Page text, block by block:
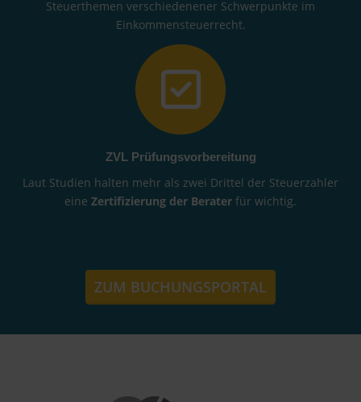
Steuerthemen verschiedenener Schwerpunkte im
Einkommensteuerrecht.
ZVL Prüfungsvorbereitung
Laut Studien halten mehr als zwei Drittel der Steuerzahler
eine Zertifizierung der Berater für wichtig.
ZUM BUCHUNGSPORTAL